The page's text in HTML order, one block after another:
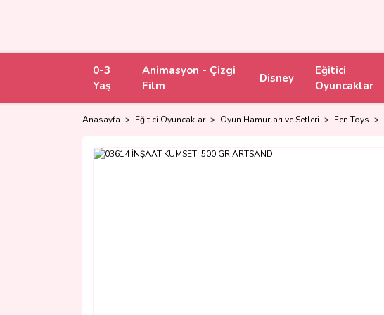
0-3
Yaş
Animasyon - Çizgi
Film
Disney
Eğitici
Oyuncaklar
Anasayfa Eğitici Oyuncaklar Oyun Hamurları ve Setleri Fen Toys